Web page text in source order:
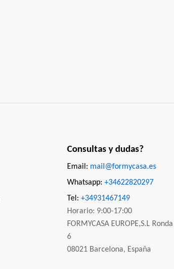
Consultas y dudas?
Email: mail@formycasa.es
Whatsapp: +34622820297
Tel: +34931467149
Horario: 9:00-17:00
FORMYCASA EUROPE,S.L
6
08021 Barcelona, España